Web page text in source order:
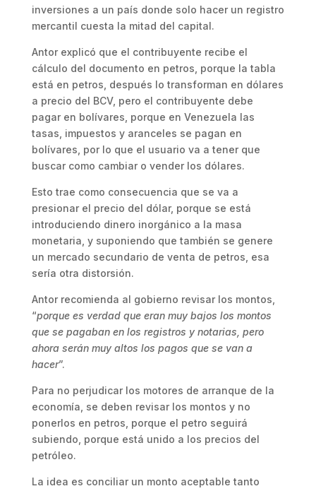
inversiones a un país donde solo hacer un registro
mercantil cuesta la mitad del capital.
Antor explicó que el contribuyente recibe el
cálculo del documento en petros, porque la tabla
está en petros, después lo transforman en dólares
a precio del BCV, pero el contribuyente debe
pagar en bolívares, porque en Venezuela las
tasas, impuestos y aranceles se pagan en
bolívares, por lo que el usuario va a tener que
buscar como cambiar o vender los dólares.
Esto trae como consecuencia que se va a
presionar el precio del dólar, porque se está
introduciendo dinero inorgánico a la masa
monetaria, y suponiendo que también se genere
un mercado secundario de venta de petros, esa
sería otra distorsión.
Antor recomienda al gobierno revisar los montos,
“porque es verdad que eran muy bajos los montos
que se pagaban en los registros y notarias, pero
ahora serán muy altos los pagos que se van a
hacer”.
Para no perjudicar los motores de arranque de la
economía, se deben revisar los montos y no
ponerlos en petros, porque el petro seguirá
subiendo, porque está unido a los precios del
petróleo.
La idea es conciliar un monto aceptable tanto